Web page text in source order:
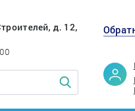
д. 12,